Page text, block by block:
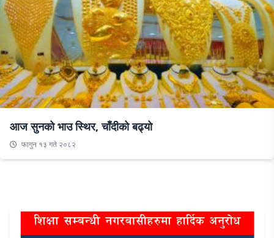
आज सुनको भाउ स्थिर, चाँदीको बढ्यो
फागुन १३ गते २०८२